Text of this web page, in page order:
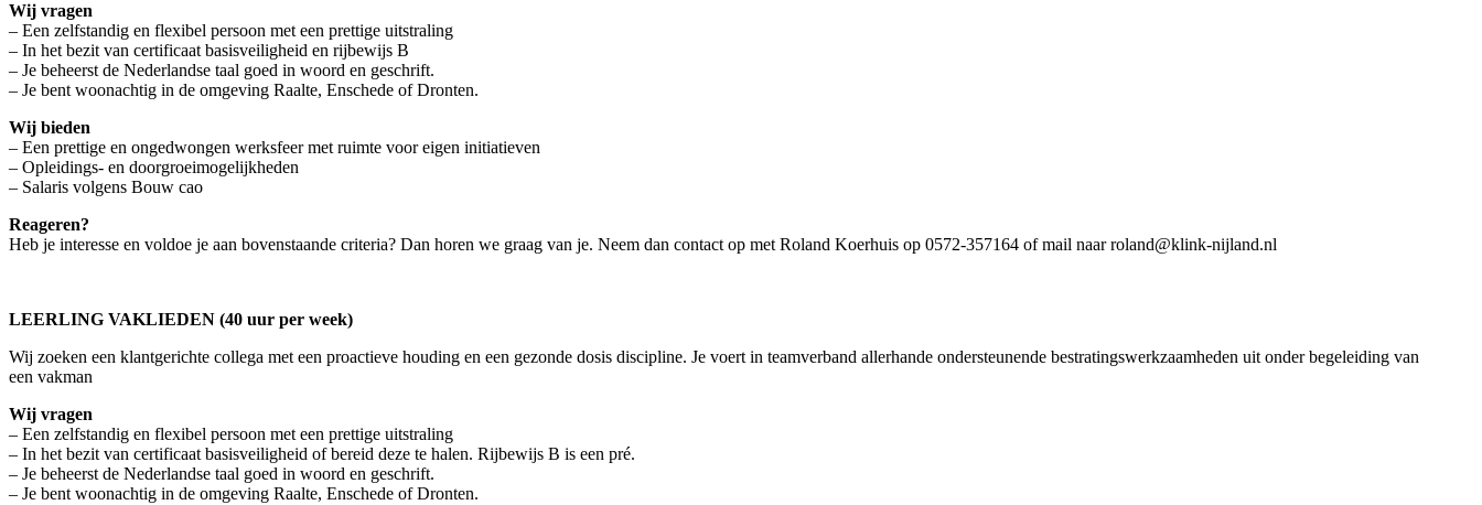
Wij vragen
– Een zelfstandig en flexibel persoon met een prettige uitstraling
– In het bezit van certificaat basisveiligheid en rijbewijs B
– Je beheerst de Nederlandse taal goed in woord en geschrift.
– Je bent woonachtig in de omgeving Raalte, Enschede of Dronten.
Wij bieden
– Een prettige en ongedwongen werksfeer met ruimte voor eigen initiatieven
– Opleidings- en doorgroeimogelijkheden
– Salaris volgens Bouw cao
Reageren?
Heb je interesse en voldoe je aan bovenstaande criteria? Dan horen we graag van je. Neem dan contact op met Roland Koerhuis op 0572-357164 of mail naar roland@klink-nijland.nl
LEERLING VAKLIEDEN (40 uur per week)
Wij zoeken een klantgerichte collega met een proactieve houding en een gezonde dosis discipline. Je voert in teamverband allerhande ondersteunende bestratingswerkzaamheden uit onder begeleiding van
een vakman
Wij vragen
– Een zelfstandig en flexibel persoon met een prettige uitstraling
– In het bezit van certificaat basisveiligheid of bereid deze te halen. Rijbewijs B is een pré.
– Je beheerst de Nederlandse taal goed in woord en geschrift.
– Je bent woonachtig in de omgeving Raalte, Enschede of Dronten.